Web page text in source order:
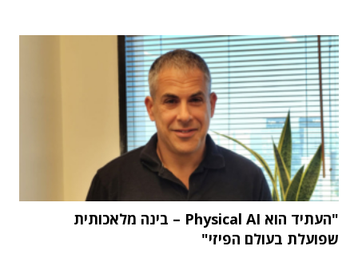
"העתיד הוא Physical AI – בינה מלאכותית
שפועלת בעולם הפיזי"